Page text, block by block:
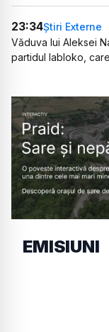
23:34Știri Externe
Văduva lui Aleksei
partidul Iabloko,
EMISIUNI